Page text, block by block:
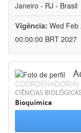
Janeiro - RJ - Brasil
Vigência: Wed Feb
00:00:00 BRT 2027
COORDENADOR(A)
CIÊNCIAS
Bioquímica